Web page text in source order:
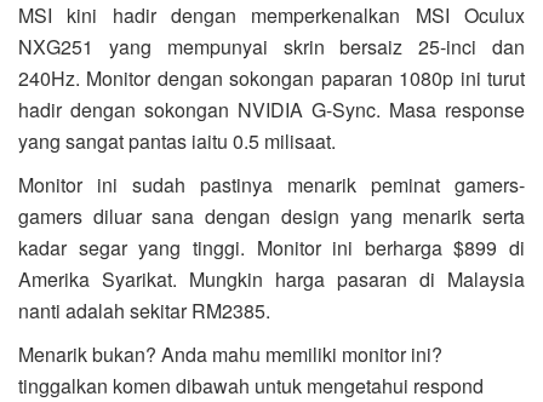
MSI kini hadir dengan memperkenalkan MSI Oculux
NXG251 yang mempunyai skrin bersaiz 25-inci dan
240Hz. Monitor dengan sokongan paparan 1080p ini turut
hadir dengan sokongan NVIDIA G-Sync. Masa response
yang sangat pantas iaitu 0.5 milisaat.
Monitor ini sudah pastinya menarik peminat gamers-
gamers diluar sana dengan design yang menarik serta
kadar segar yang tinggi. Monitor ini berharga $899 di
Amerika Syarikat. Mungkin harga pasaran di Malaysia
nanti adalah sekitar RM2385.
Menarik bukan? Anda mahu memiliki monitor ini?
tinggalkan komen dibawah untuk mengetahui respond